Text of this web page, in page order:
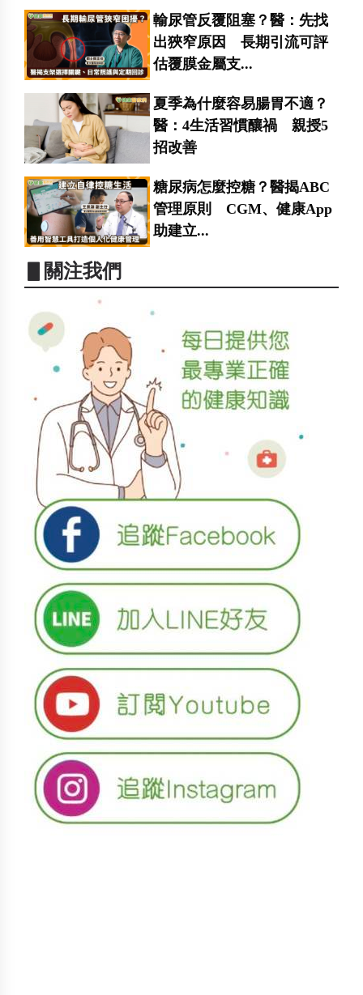
輸尿管反覆阻塞？醫：先找
出狹窄原因 長期引流可評
估覆膜金屬支...
夏季為什麼容易腸胃不適？
醫：4生活習慣釀禍 親授5
招改善
糖尿病怎麼控糖？醫揭ABC
管理原則 CGM、健康App
助建立...
▋關注我們